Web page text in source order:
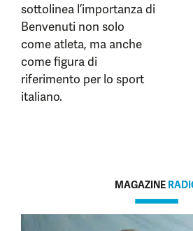
sottolinea l’importanza di
Benvenuti non solo
come atleta, ma anche
come figura di
riferimento per lo sport
italiano.
MAGAZINE